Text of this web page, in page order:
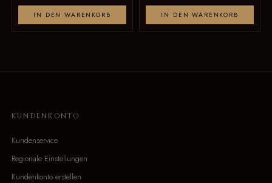
IN DEN WARENKORB IN DEN WARENKORB
KUNDENKONTO
Kundenservice
Regionale Einstellungen
Kundenkonto erstellen